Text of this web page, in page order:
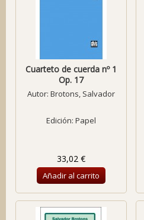
Cuarteto de cuerda nº 1
Op. 17
Autor: Brotons, Salvador
Edición: Papel
33,02 €
Añadir al carrito